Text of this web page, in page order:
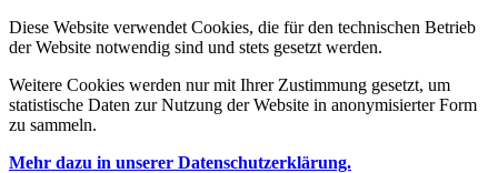
Diese Website verwendet Cookies, die für den technischen Betrieb
der Website notwendig sind und stets gesetzt werden.
Weitere Cookies werden nur mit Ihrer Zustimmung gesetzt, um
statistische Daten zur Nutzung der Website in anonymisierter Form
zu sammeln.
Mehr dazu in unserer Datenschutzerklärung.